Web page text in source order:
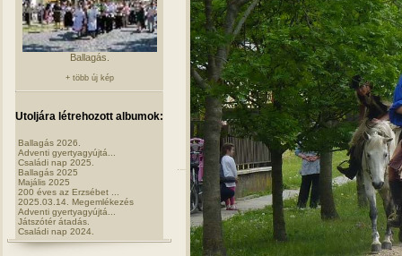
Ballagás.
+ több új kép
Utoljára létrehozott albumok:
Ballagás 2026.
Adventi gyertyagyújtá...
Családi nap 2025.
Ballagás 2025
Majális 2025
200 éves az Erzsébet ...
2025.03.14. Megemlékezés
Adventi gyertyagyújtá...
Játszótér átadás.
Családi nap 2024.